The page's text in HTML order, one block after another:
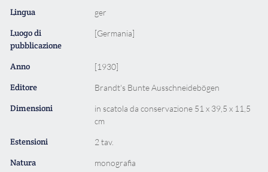
Lingua ger
Luogo di
pubblicazione
[Germania]
Anno [1930]
Editore Brandt's Bunte Ausschneidebögen
Dimensioni
in scatola da conservazione 51 x 39,5 x 11,5
cm
Estensioni 2 tav.
Natura monografia